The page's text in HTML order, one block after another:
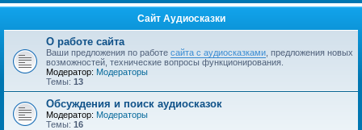
Сайт Аудиосказки
О работе сайта
Ваши предложения по работе сайта с аудиосказками , предложения новых
возможностей, технические вопросы функционирования.
Модератор: Модераторы
Темы: 13
Обсуждения и поиск аудиосказок
Модератор: Модераторы
Темы: 16